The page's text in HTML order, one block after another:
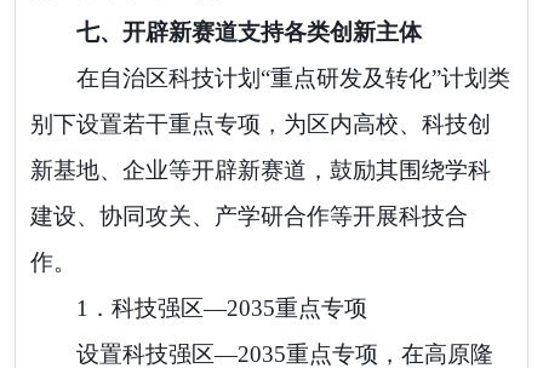
七、开辟新赛道支持各类创新主体
在自治区科技计划 “重点研发及转化”计划类
别下设置若干重点专项 ， 为区内高校、科技创
新基地、企业等开辟新赛道， 鼓励其围绕学科
建设、协同攻关、产学研合作等开展科技合
作。
1． 科技强区—2035重点专项
设置科技强区—2035重点专项，在高原隆